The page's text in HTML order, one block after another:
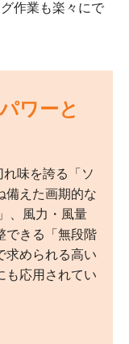
作業も楽々にで
ワーと
味を誇る「ソ
備えた画期的な
、風力・風量
できる「無段階
求められる高い
も応用されてい